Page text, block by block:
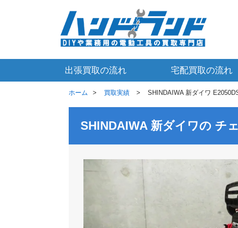
出張買取の流れ 宅配買取の流れ
ホーム 買取実績 SHINDAIWA 新ダイワ
SHINDAIWA 新ダイワの チ